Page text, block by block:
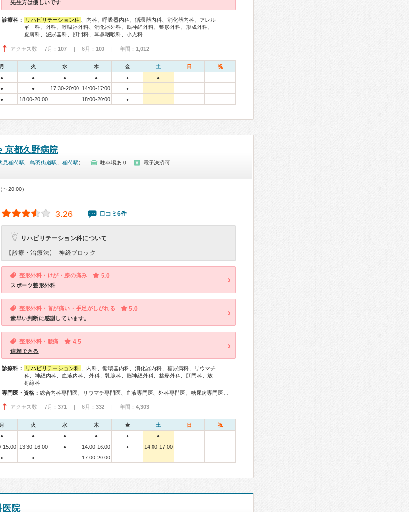
先生方は優しいです
診療科： リハビリテーション科
、内科、呼吸器内科、循環器内科、消化器内科、アレル
ギー科、外科、呼吸器外科、消化器外科、脳神経外科、整形外科、形成外科、
皮膚科、泌尿器科、肛門科、耳鼻咽喉科、小児科
アクセス数 7月： 107 | 6月： 100 | 年間： 1,012
月 火 水 木 金 土 日 祝
● ● ● ● ● ●
● ● 17:30-20:00 14:00-17:00 ●
● 18:00-20:00 18:00-20:00 ●
京都久野病院
見稲荷駅 鳥羽街道駅 稲荷駅 ） 駐車場あり
電子決済可
〜20:00）
3.26 口コミ6件
リハビリテーション科について
【診療・治療法】 神経ブロック
整形外科・けが・膝の痛み 5.0
スポーツ整形外科
整形外科・首が痛い・手足がしびれる 5.0
素早い判断に感謝しています。
整形外科・腰痛 4.5
信頼できる
診療科： リハビリテーション科
、内科、循環器内科、消化器内科、糖尿病科、リウマチ
科、神経内科、血液内科、外科、乳腺科、脳神経外科、整形外科、肛門科、放
射線科
専門医・資格：
アクセス数 7月： 371 | 6月： 332 | 年間： 4,303
月 火 水 木 金 土 日 祝
● ● ● ● ● ●
15:00 13:30-16:00 ● 14:00-16:00 ●
14:00-17:00
● ● 17:00-20:00
医院